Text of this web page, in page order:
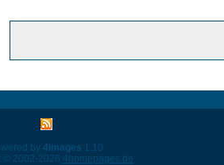
by 4images 1.10
© 2002-2026 4homepages.de